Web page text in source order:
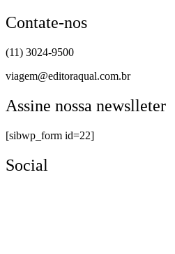
Contate-nos
(11) 3024-9500
viagem@editoraqual.com.br
Assine nossa newslleter
[sibwp_form id=22]
Social